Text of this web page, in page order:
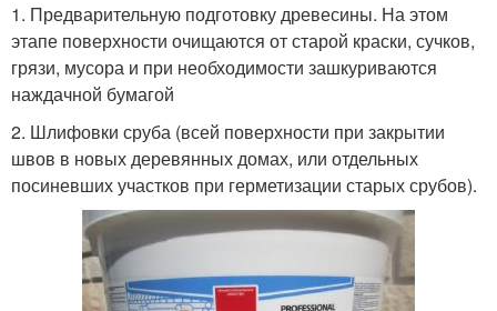
1. Предварительную подготовку древесины. На этом
этапе поверхности очищаются от старой краски, сучков,
грязи, мусора и при необходимости зашкуриваются
наждачной бумагой
2. Шлифовки сруба (всей поверхности при закрытии
швов в новых деревянных домах, или отдельных
посиневших участков при герметизации старых срубов).